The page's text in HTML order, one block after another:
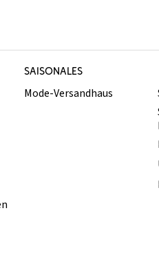
SAISONALES
Mode-Versandhaus